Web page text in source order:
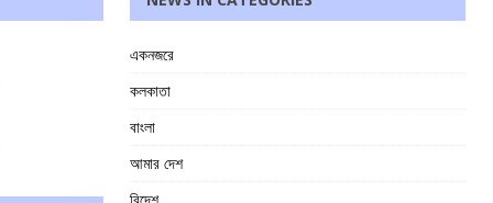
একনজরে
কলকাতা
বাংলা
আমার দেশ